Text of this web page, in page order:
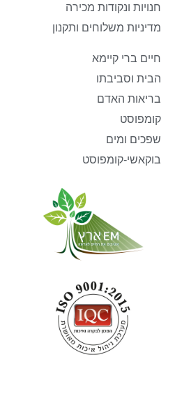
חנויות ונקודות מכירה
מדיניות משלוחים ותקנון
חיים ברי קיימא
הבית וסביבתו
בריאות האדם
קומפוסט
שפכים ומים
בוקאשי-קומפוסט